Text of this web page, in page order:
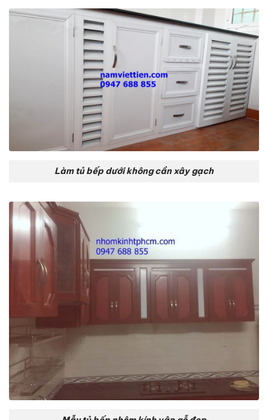
Làm tủ bếp dưới không cần xây gạch